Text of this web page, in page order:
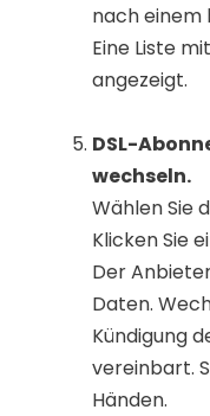
nach einem
Eine Liste
angezeigt.
DSL-
wechseln.
Wählen Sie
Klicken Sie
Der
Daten.
Kündigung
vereinbart.
Händen.